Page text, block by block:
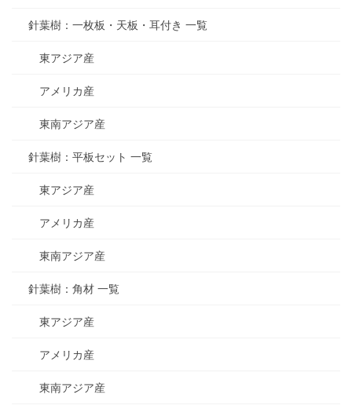
針葉樹：一枚板・天板・耳付き 一覧
東アジア産
アメリカ産
東南アジア産
針葉樹：平板セット 一覧
東アジア産
アメリカ産
東南アジア産
針葉樹：角材 一覧
東アジア産
アメリカ産
東南アジア産